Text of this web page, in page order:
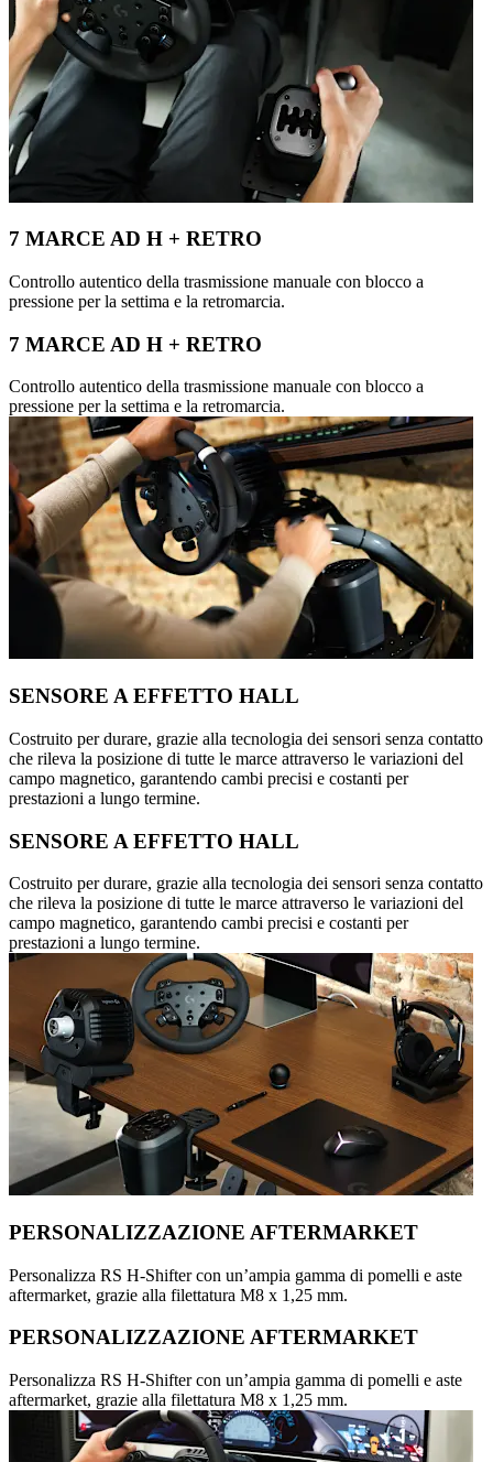
7 MARCE AD H + RETRO
Controllo autentico della trasmissione manuale con blocco a
pressione per la settima e la retromarcia.
7 MARCE AD H + RETRO
Controllo autentico della trasmissione manuale con blocco a
pressione per la settima e la retromarcia.
SENSORE A EFFETTO HALL
Costruito per durare, grazie alla tecnologia dei sensori senza contatto
che rileva la posizione di tutte le marce attraverso le variazioni del
campo magnetico, garantendo cambi precisi e costanti per
prestazioni a lungo termine.
SENSORE A EFFETTO HALL
Costruito per durare, grazie alla tecnologia dei sensori senza contatto
che rileva la posizione di tutte le marce attraverso le variazioni del
campo magnetico, garantendo cambi precisi e costanti per
prestazioni a lungo termine.
PERSONALIZZAZIONE AFTERMARKET
Personalizza RS H-Shifter con un’ampia gamma di pomelli e aste
aftermarket, grazie alla filettatura M8 x 1,25 mm.
PERSONALIZZAZIONE AFTERMARKET
Personalizza RS H-Shifter con un’ampia gamma di pomelli e aste
aftermarket, grazie alla filettatura M8 x 1,25 mm.